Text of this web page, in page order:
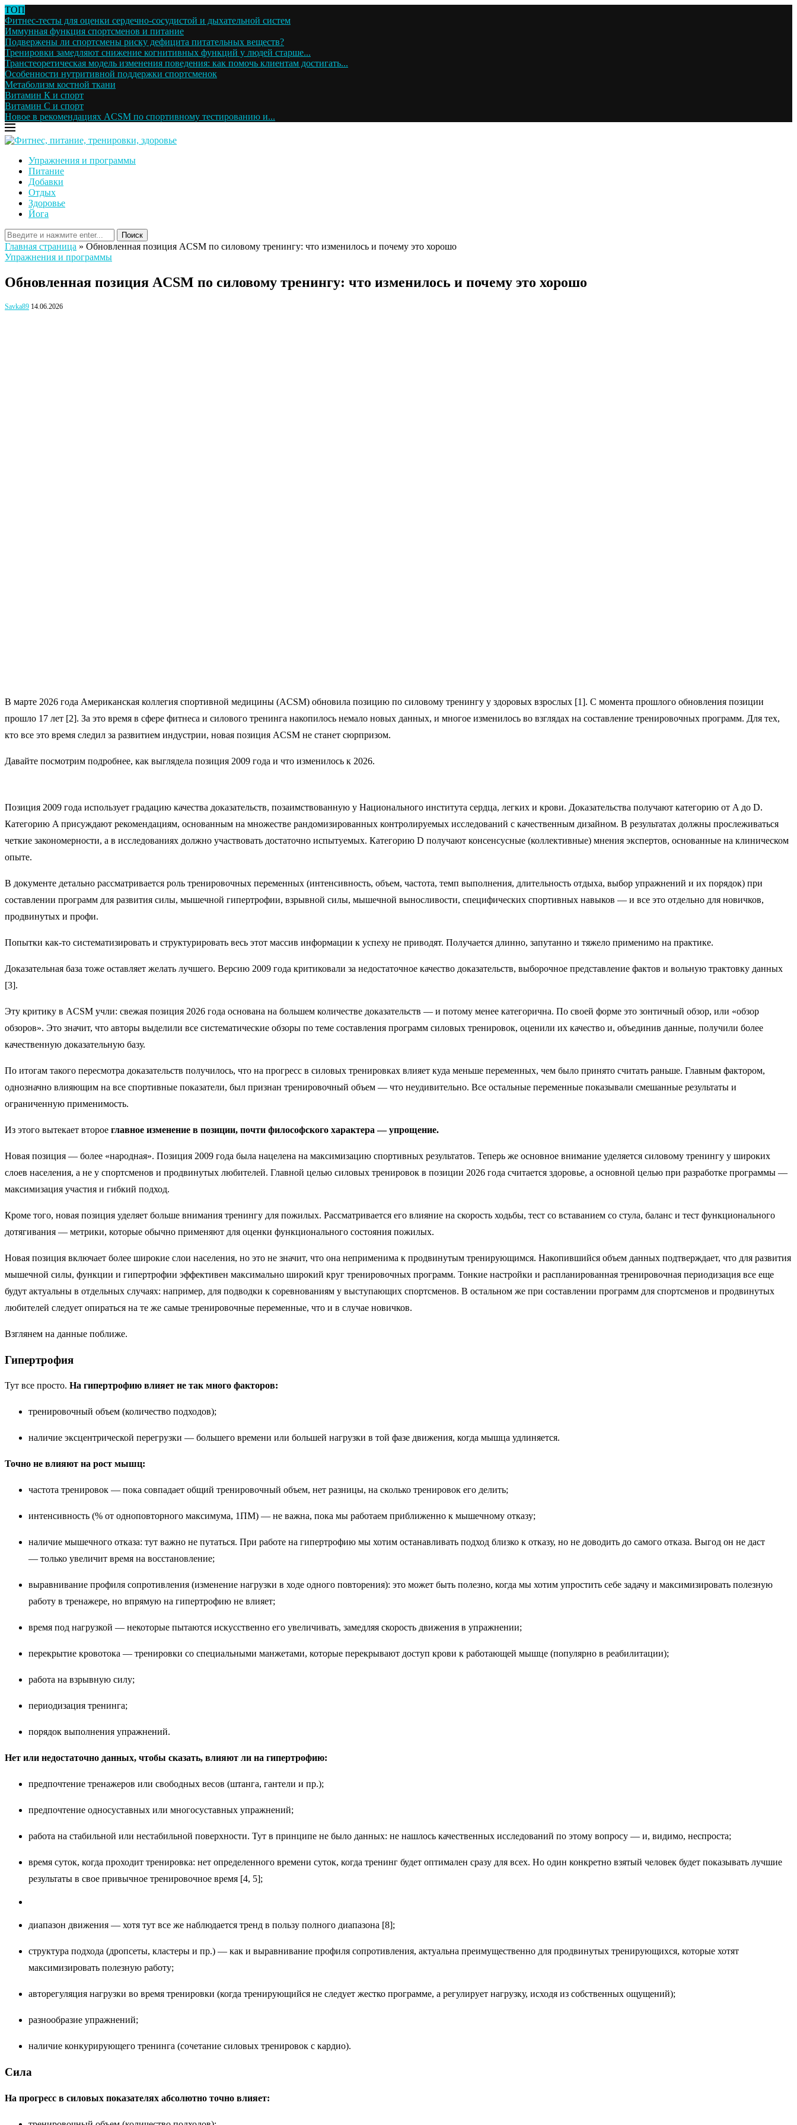
ТОП
Фитнес-тесты для оценки сердечно-сосудистой и дыхательной систем
Иммунная функция спортсменов и питание
Подвержены ли спортсмены риску дефицита питательных веществ?
Тренировки замедляют снижение когнитивных функций у людей старше...
Транстеоретическая модель изменения поведения: как помочь клиентам достигать...
Особенности нутритивной поддержки спортсменок
Метаболизм костной ткани
Витамин К и спорт
Витамин С и спорт
Новое в рекомендациях ACSM по спортивному тестированию и...
Упражнения и программы
Питание
Добавки
Отдых
Здоровье
Йога
Поиск
Главная страница » Обновленная позиция ACSM по силовому тренингу: что изменилось и почему это хорошо
Упражнения и программы
Обновленная позиция ACSM по силовому тренингу: что изменилось и почему это хорошо
Savka89 14.06.2026
В марте 2026 года Американская коллегия спортивной медицины (ACSM) обновила позицию по силовому тренингу у здоровых взрослых [1]. С момента прошлого обновления позиции
прошло 17 лет [2]. За это время в сфере фитнеса и силового тренинга накопилось немало новых данных, и многое изменилось во взглядах на составление тренировочных программ. Для тех,
кто все это время следил за развитием индустрии, новая позиция ACSM не станет сюрпризом.
Давайте посмотрим подробнее, как выглядела позиция 2009 года и что изменилось к 2026.
Позиция 2009 года использует градацию качества доказательств, позаимствованную у Национального института сердца, легких и крови. Доказательства получают категорию от A до D.
Категорию A присуждают рекомендациям, основанным на множестве рандомизированных контролируемых исследований с качественным дизайном. В результатах должны прослеживаться
четкие закономерности, а в исследованиях должно участвовать достаточно испытуемых. Категорию D получают консенсусные (коллективные) мнения экспертов, основанные на клиническом
опыте.
В документе детально рассматривается роль тренировочных переменных (интенсивность, объем, частота, темп выполнения, длительность отдыха, выбор упражнений и их порядок) при
составлении программ для развития силы, мышечной гипертрофии, взрывной силы, мышечной выносливости, специфических спортивных навыков — и все это отдельно для новичков,
продвинутых и профи.
Попытки как-то систематизировать и структурировать весь этот массив информации к успеху не приводят. Получается длинно, запутанно и тяжело применимо на практике.
Доказательная база тоже оставляет желать лучшего. Версию 2009 года критиковали за недостаточное качество доказательств, выборочное представление фактов и вольную трактовку данных
[3].
Эту критику в ACSM учли: свежая позиция 2026 года основана на большем количестве доказательств — и потому менее категорична. По своей форме это зонтичный обзор, или «обзор
обзоров». Это значит, что авторы выделили все систематические обзоры по теме составления программ силовых тренировок, оценили их качество и, объединив данные, получили более
качественную доказательную базу.
По итогам такого пересмотра доказательств получилось, что на прогресс в силовых тренировках влияет куда меньше переменных, чем было принято считать раньше. Главным фактором,
однозначно влияющим на все спортивные показатели, был признан тренировочный объем — что неудивительно. Все остальные переменные показывали смешанные результаты и
ограниченную применимость.
Из этого вытекает второе главное изменение в позиции, почти философского характера — упрощение.
Новая позиция — более «народная». Позиция 2009 года была нацелена на максимизацию спортивных результатов. Теперь же основное внимание уделяется силовому тренингу у широких
слоев населения, а не у спортсменов и продвинутых любителей. Главной целью силовых тренировок в позиции 2026 года считается здоровье, а основной целью при разработке программы —
максимизация участия и гибкий подход.
Кроме того, новая позиция уделяет больше внимания тренингу для пожилых. Рассматривается его влияние на скорость ходьбы, тест со вставанием со стула, баланс и тест функционального
дотягивания — метрики, которые обычно применяют для оценки функционального состояния пожилых.
Новая позиция включает более широкие слои населения, но это не значит, что она неприменима к продвинутым тренирующимся. Накопившийся объем данных подтверждает, что для развития
мышечной силы, функции и гипертрофии эффективен максимально широкий круг тренировочных программ. Тонкие настройки и распланированная тренировочная периодизация все еще
будут актуальны в отдельных случаях: например, для подводки к соревнованиям у выступающих спортсменов. В остальном же при составлении программ для спортсменов и продвинутых
любителей следует опираться на те же самые тренировочные переменные, что и в случае новичков.
Взглянем на данные поближе.
Гипертрофия
Тут все просто. На гипертрофию влияет не так много факторов:
тренировочный объем (количество подходов);
наличие эксцентрической перегрузки — большего времени или большей нагрузки в той фазе движения, когда мышца удлиняется.
Точно не влияют на рост мышц:
частота тренировок — пока совпадает общий тренировочный объем, нет разницы, на сколько тренировок его делить;
интенсивность (% от одноповторного максимума, 1ПМ) — не важна, пока мы работаем приближенно к мышечному отказу;
наличие мышечного отказа: тут важно не путаться. При работе на гипертрофию мы хотим останавливать подход близко к отказу, но не доводить до самого отказа. Выгод он не даст
— только увеличит время на восстановление;
выравнивание профиля сопротивления (изменение нагрузки в ходе одного повторения): это может быть полезно, когда мы хотим упростить себе задачу и максимизировать полезную
работу в тренажере, но впрямую на гипертрофию не влияет;
время под нагрузкой — некоторые пытаются искусственно его увеличивать, замедляя скорость движения в упражнении;
перекрытие кровотока — тренировки со специальными манжетами, которые перекрывают доступ крови к работающей мышце (популярно в реабилитации);
работа на взрывную силу;
периодизация тренинга;
порядок выполнения упражнений.
Нет или недостаточно данных, чтобы сказать, влияют ли на гипертрофию:
предпочтение тренажеров или свободных весов (штанга, гантели и пр.);
предпочтение односуставных или многосуставных упражнений;
работа на стабильной или нестабильной поверхности. Тут в принципе не было данных: не нашлось качественных исследований по этому вопросу — и, видимо, неспроста;
время суток, когда проходит тренировка: нет определенного времени суток, когда тренинг будет оптимален сразу для всех. Но один конкретно взятый человек будет показывать лучшие
результаты в свое привычное тренировочное время [4, 5];
диапазон движения — хотя тут все же наблюдается тренд в пользу полного диапазона [8];
структура подхода (дропсеты, кластеры и пр.) — как и выравнивание профиля сопротивления, актуальна преимущественно для продвинутых тренирующихся, которые хотят
максимизировать полезную работу;
авторегуляция нагрузки во время тренировки (когда тренирующийся не следует жестко программе, а регулирует нагрузку, исходя из собственных ощущений);
разнообразие упражнений;
наличие конкурирующего тренинга (сочетание силовых тренировок с кардио).
Сила
На прогресс в силовых показателях абсолютно точно влияет: